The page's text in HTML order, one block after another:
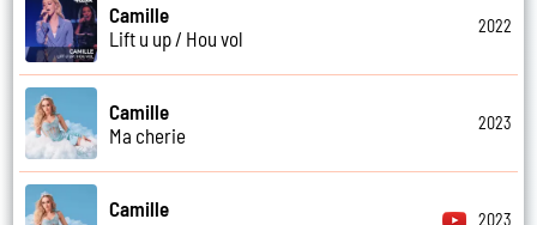
Camille
Lift u up / Hou vol
2022
Camille
Ma cherie
2023
Camille
2023